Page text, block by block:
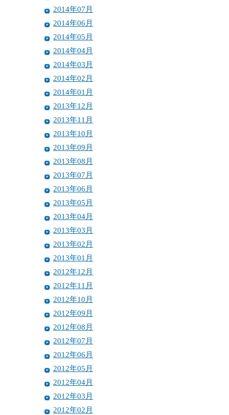
2014年07月
2014年06月
2014年05月
2014年04月
2014年03月
2014年02月
2014年01月
2013年12月
2013年11月
2013年10月
2013年09月
2013年08月
2013年07月
2013年06月
2013年05月
2013年04月
2013年03月
2013年02月
2013年01月
2012年12月
2012年11月
2012年10月
2012年09月
2012年08月
2012年07月
2012年06月
2012年05月
2012年04月
2012年03月
2012年02月